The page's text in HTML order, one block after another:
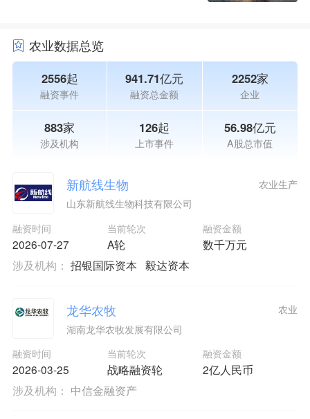
农业数据总览
2556起
融资事件
941.71亿元
融资总金额
2252家
企业
883家
涉及机构
126起
上市事件
56.98亿元
A股总市值
新航线生物
山东新航线生物科技有限公司
融资时间
2026-07-27
当前轮次
A轮
融资金额
数千万元
农业生产
涉及机构： 招银国际资本 毅达资本
龙华农牧
湖南龙华农牧发展有限公司
融资时间
2026-03-25
当前轮次
战略融资轮
融资金额
2亿人民币
农业
涉及机构： 中信金融资产